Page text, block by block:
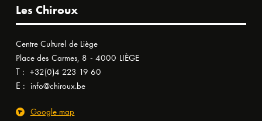
Les Chiroux
Centre Culturel de Liège
Place des Carmes, 8 - 4000 LIÈGE
T : +32(0)4 223 19 60
E : info@chiroux.be
Google map